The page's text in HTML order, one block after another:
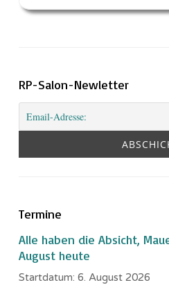
RP-Salon-Newletter
Termine
Alle haben die Absicht,
August heute
Startdatum: 6. August 2026